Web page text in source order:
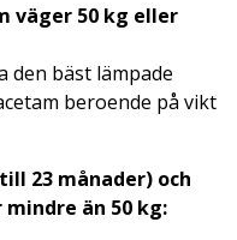
väger 50 kg eller
den bäst lämpade
beroende på vikt
23 månader) och
än 50 kg: